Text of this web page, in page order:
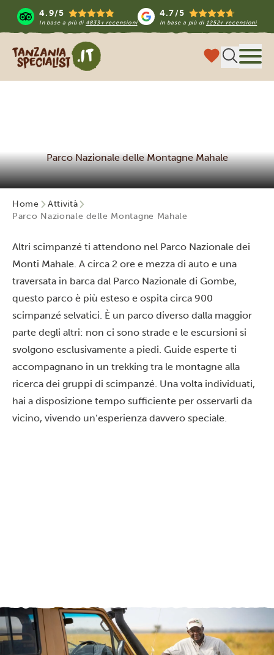
4.9/5
In base a più di 4833+ recensioni
4.7/5
In base a più di 1252+ recensioni
Tanzania Specialist
Parco Nazionale delle Montagne Mahale
Home
Attività
Parco Nazionale delle Montagne Mahale
Altri scimpanzé ti attendono nel Parco Nazionale dei
Monti Mahale. A circa 2 ore e mezza di auto e una
traversata in barca dal Parco Nazionale di Gombe,
questo parco è più esteso e ospita circa 900
scimpanzé selvatici. È un parco diverso dalla maggior
parte degli altri: non ci sono strade e le escursioni si
svolgono esclusivamente a piedi. Guide esperte ti
accompagnano in un trekking tra le montagne alla
ricerca dei gruppi di scimpanzé. Una volta individuati,
hai a disposizione tempo sufficiente per osservarli da
vicino, vivendo un’esperienza davvero speciale.